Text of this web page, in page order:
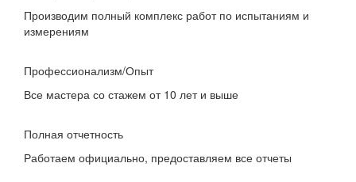
Производим полный комплекс работ по испытаниям и
измерениям
Профессионализм/Опыт
Все мастера со стажем от 10 лет и выше
Полная отчетность
Работаем официально, предоставляем все отчеты